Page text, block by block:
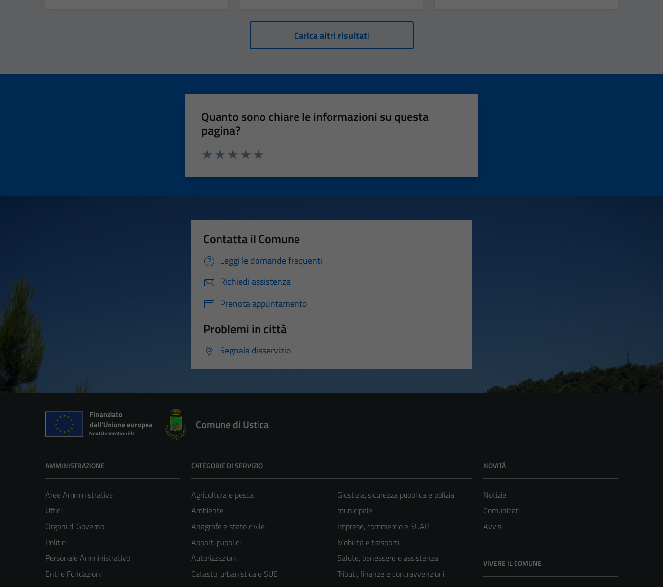
Carica altri risultati
Quanto sono chiare le informazioni su questa
pagina?
Contatta il Comune
Leggi le domande frequenti
Richiedi assistenza
Prenota appuntamento
Problemi in città
Segnala disservizio
Comune di Ustica
AMMINISTRAZIONE
Aree Amministrative
Uffici
Organi di Governo
Politici
Personale Amministrativo
Enti e Fondazioni
CATEGORIE DI SERVIZIO
Agricoltura e pesca
Ambiente
Anagrafe e stato civile
Appalti pubblici
Autorizzazioni
Catasto, urbanistica e SUE
Giustizia, sicurezza pubblica e polizia
municipale
Imprese, commercio e SUAP
Mobilità e trasporti
Salute, benessere e assistenza
Tributi, finanze e contravvenzioni
NOVITÀ
Notizie
Comunicati
Avvisi
VIVERE IL COMUNE